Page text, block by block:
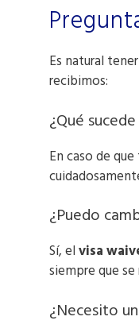
Es natural
recibimos:
¿Qué
En caso de
¿Puedo
Sí, elvisa
siempre que
¿Necesito